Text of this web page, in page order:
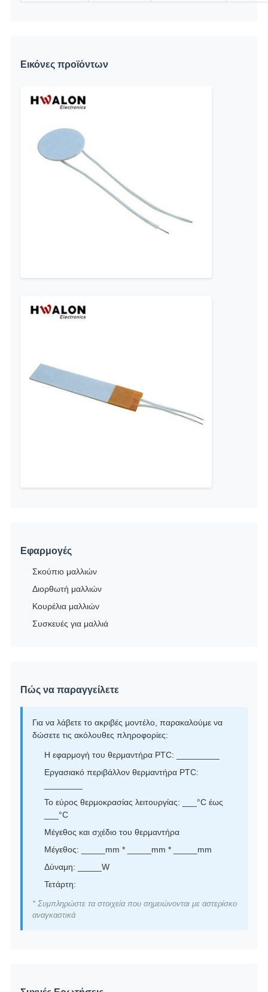
Εικόνες προϊόντων
Εφαρμογές
Σκούπιο μαλλιών
Διορθωτή μαλλιών
Κουρέλια μαλλιών
Συσκευές για μαλλιά
Πώς να παραγγείλετε
Για να λάβετε το ακριβές μοντέλο, παρακαλούμε να
δώσετε τις ακόλουθες πληροφορίες:
Η εφαρμογή του θερμαντήρα PTC: _________
Εργασιακό περιβάλλον θερμαντήρα PTC:
Το εύρος θερμοκρασίας λειτουργίας: ___°C έως
___°C
Μέγεθος και σχέδιο του θερμαντήρα
Μέγεθος: _____mm * _____mm * _____mm
Δύναμη: _____W
Τετάρτη:
* Συμπληρώστε τα στοιχεία που σημειώνονται με αστερίσκο
αναγκαστικά